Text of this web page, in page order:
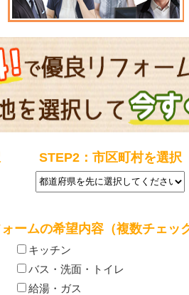
STEP2：市区町村を選択
ームの希望内容（複数チェッ
キッチン
バス・洗面・トイレ
給湯・ガス